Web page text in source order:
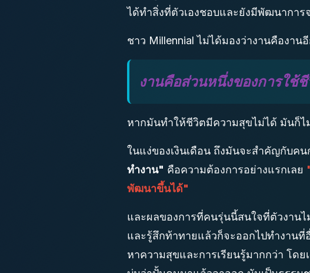
ได้ทำสิ่งที่ตัวเองชอบและยังมีพัฒนาการ
ชาว Millennial ไม่ได้มองว่างานคืองาน
งานคือส่วนหนึ่งของการใช้
หากมันทำให้ชีวิตมีความสุขไม่ได้ มันก็ไ
ในแง่ของเงินเดือน ถึงมันจะสำคัญกับค
ทำงาน" คือความต้องการอย่างแรกเลย
พัฒนาขึ้นได้"
และผลของการที่คนรุ่นนี้สนใจที่ตัวงาน
และรู้สึกท้าทายแล้วก็จะออกไปทำงาน
หาความสุขและการเรียนรู้มากกว่า โด